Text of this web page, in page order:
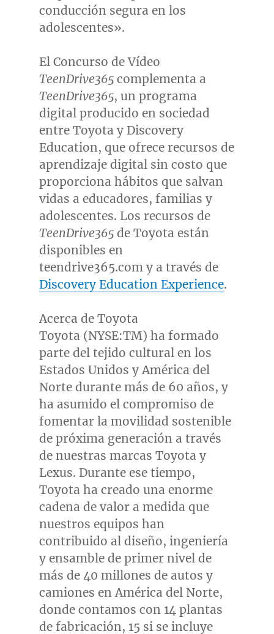
conducción segura en los
adolescentes».
El Concurso de Vídeo
TeenDrive365complementa a
TeenDrive365, un programa
digital producido en sociedad
entre Toyota y Discovery
Education, que ofrece recursos de
aprendizaje digital sin costo que
proporciona hábitos que salvan
vidas a educadores, familias y
adolescentes. Los recursos de
TeenDrive365de Toyota están
disponibles en
teendrive365.com y a través de
Discovery Education Experience.
Acerca de Toyota
Toyota (NYSE:TM) ha formado
parte del tejido cultural en los
Estados Unidos y América del
Norte durante más de 60 años, y
ha asumido el compromiso de
fomentar la movilidad sostenible
de próxima generación a través
de nuestras marcas Toyota y
Lexus. Durante ese tiempo,
Toyota ha creado una enorme
cadena de valor a medida que
nuestros equipos han
contribuido al diseño, ingeniería
y ensamble de primer nivel de
más de 40 millones de autos y
camiones en América del Norte,
donde contamos con 14 plantas
de fabricación, 15 si se incluye